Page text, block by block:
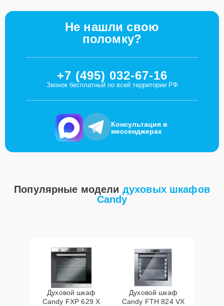
Не нашли свою
поломку?
+7 (495) 032-67-16
Звонок бесплатный по всей территории РФ
Консультация в
мессенджерах
Популярные модели духовых шкафов
Candy
Духовой шкаф
Candy FXP 629 X
Духовой шкаф
Candy FTH 824 VX